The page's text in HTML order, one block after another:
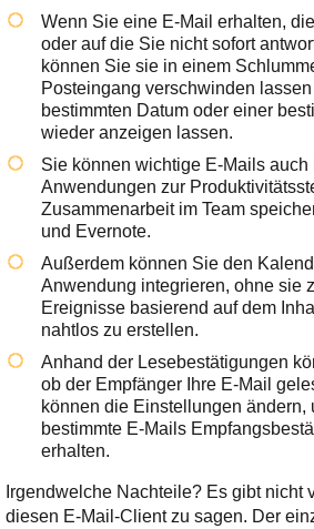
Wenn Sie eine E-Mail erhalten,
oder auf die Sie nicht sofort
können Sie sie in einem
Posteingang verschwinden
bestimmten Datum oder einer
wieder anzeigen lassen.
Sie können wichtige E-Mails auch
Anwendungen zur
Zusammenarbeit im Team
und Evernote.
Außerdem können Sie den
Anwendung integrieren, ohne sie
Ereignisse basierend auf dem
nahtlos zu erstellen.
Anhand der Lesebestätigungen
ob der Empfänger Ihre E-Mail
können die Einstellungen ändern,
bestimmte E-Mails
erhalten.
Irgendwelche Nachteile? Es gibt nicht
diesen E-Mail-Client zu sagen. Der